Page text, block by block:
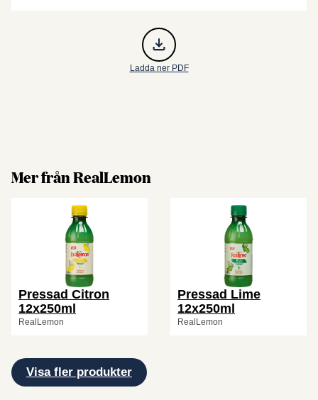
Ladda ner PDF
Mer från RealLemon
Pressad Citron
12x250ml
RealLemon
Pressad Lime
12x250ml
RealLemon
Visa fler produkter